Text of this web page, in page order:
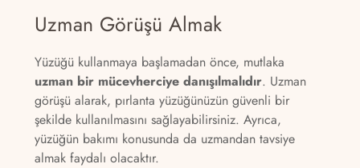
Uzman Görüşü Almak
Yüzüğü kullanmaya başlamadan önce, mutlaka
uzman bir mücevherciye danışılmalıdır. Uzman
görüşü alarak, pırlanta yüzüğünüzün güvenli bir
şekilde kullanılmasını sağlayabilirsiniz. Ayrıca,
yüzüğün bakımı konusunda da uzmandan tavsiye
almak faydalı olacaktır.